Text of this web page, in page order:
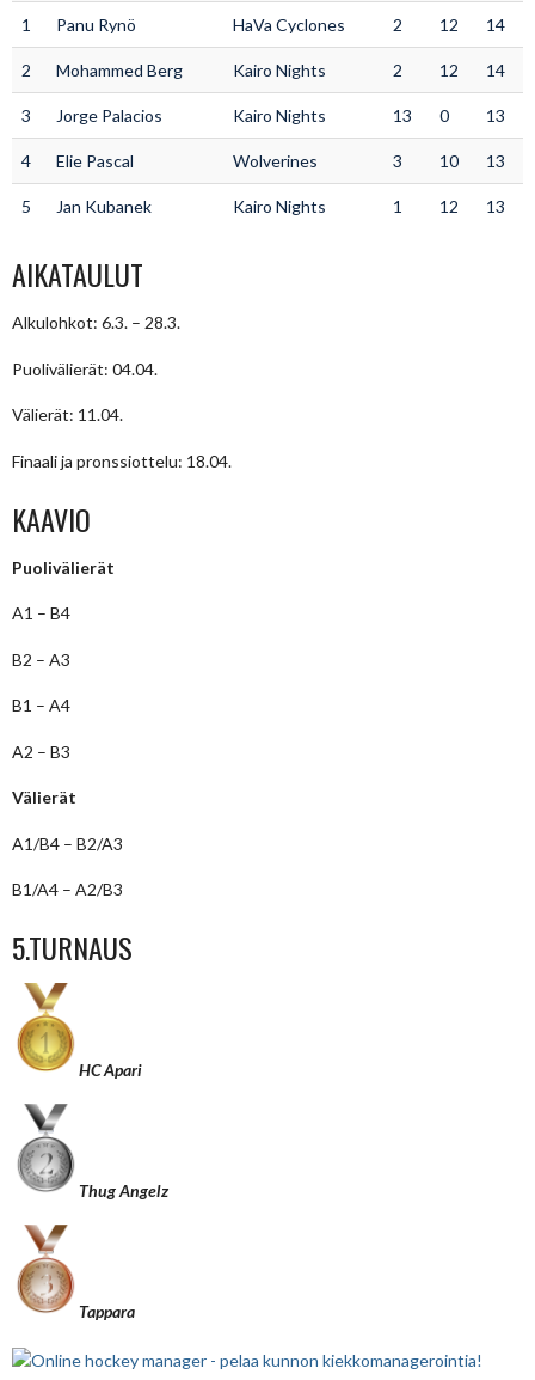
1 Panu Rynö HaVa Cyclones 2 12 14
2 Mohammed Berg Kairo Nights 2 12 14
3 Jorge Palacios Kairo Nights 13 0 13
4 Elie Pascal Wolverines 3 10 13
5 Jan Kubanek Kairo Nights 1 12 13
AIKATAULUT
Alkulohkot: 6.3. – 28.3.
Puolivälierät: 04.04.
Välierät: 11.04.
Finaali ja pronssiottelu: 18.04.
KAAVIO
Puolivälierät
A1 – B4
B2 – A3
B1 – A4
A2 – B3
Välierät
A1/B4 – B2/A3
B1/A4 – A2/B3
5.TURNAUS
HC Apari
Thug Angelz
Tappara